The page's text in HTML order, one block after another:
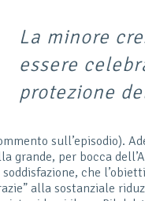
La minore
essere
protezione
sull’episodio).
grande, per bocca
che
alla sostanziale